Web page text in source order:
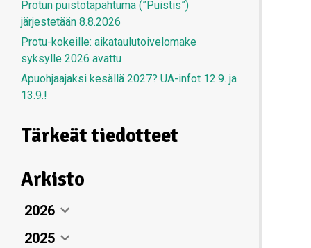
Protun puistotapahtuma (”Puistis”)
järjestetään 8.8.2026
Protu-kokeille: aikataulutoivelomake
syksylle 2026 avattu
Apuohjaajaksi kesällä 2027? UA-infot 12.9. ja
13.9.!
Tärkeät tiedotteet
Arkisto
2026
Elokuu
2025